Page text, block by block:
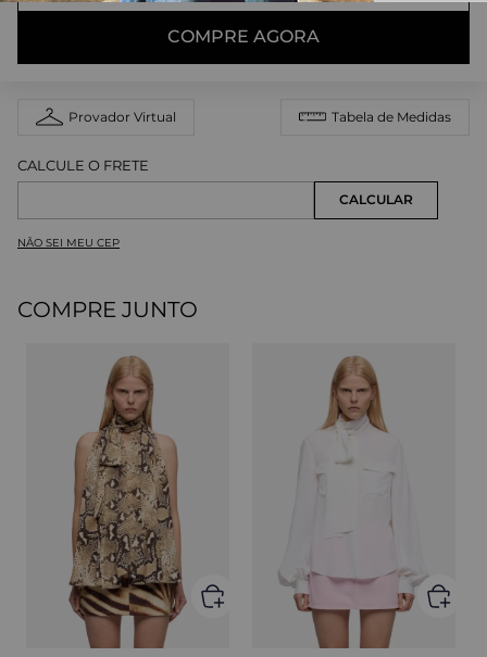
COMPRE AGORA
Provador Virtual Tabela de Medidas
NÃO SEI MEU CEP
COMPRE JUNTO